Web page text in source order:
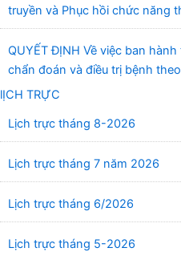
truyền và Phục hồi chức năng
QUYẾT ĐỊNH Về việc ban
chẩn đoán và điều trị bệnh
cổ truyền với y học hiện đại”
lỊCH TRỰC
Lịch trực tháng 8-2026
Lịch trực tháng 7 năm 2026
Lịch trực tháng 6/2026
Lịch trực tháng 5-2026